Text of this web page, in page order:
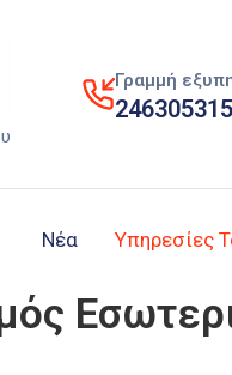
Γραμμή
Νέα Υπηρεσίες